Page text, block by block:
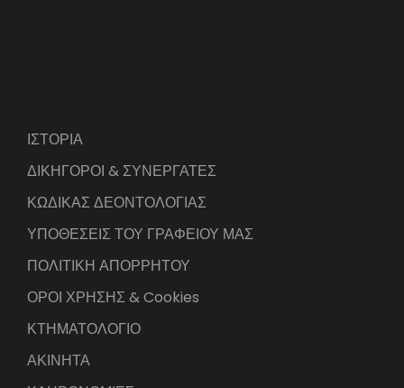
ΙΣΤΟΡΙΑ
ΔΙΚΗΓΟΡΟΙ & ΣΥΝΕΡΓΑΤΕΣ
ΚΩΔΙΚΑΣ ΔΕΟΝΤΟΛΟΓΙΑΣ
ΥΠΟΘΕΣΕΙΣ ΤΟΥ ΓΡΑΦΕΙΟΥ ΜΑΣ
ΠΟΛΙΤΙΚΗ ΑΠΟΡΡΗΤΟΥ
ΟΡΟΙ ΧΡΗΣΗΣ & Cookies
ΚΤΗΜΑΤΟΛΟΓΙΟ
ΑΚΙΝΗΤΑ